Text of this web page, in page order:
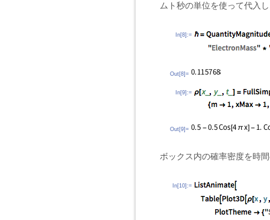
ムト秒の単位を使って代入
In[8]:=
Out[8]=
In[9]:=
Out[9]=
ボックス内の確率密度を時
In[10]:=